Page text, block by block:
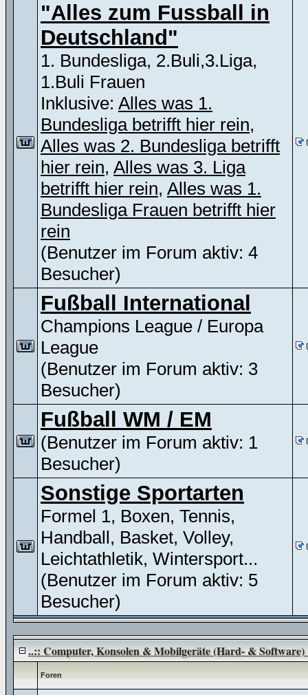
"Alles zum Fussball in
Deutschland"
1. Bundesliga, 2.Buli,3.Liga,
1.Buli Frauen
Inklusive: Alles was 1.
Bundesliga betrifft hier rein,
Alles was 2. Bundesliga betrifft
hier rein, Alles was 3. Liga
betrifft hier rein, Alles was 1.
Bundesliga Frauen betrifft hier
rein
(Benutzer im Forum aktiv: 4
Besucher)
Fußball International
Champions League / Europa
League
(Benutzer im Forum aktiv: 3
Besucher)
Fußball WM / EM
(Benutzer im Forum aktiv: 1
Besucher)
Sonstige Sportarten
Formel 1, Boxen, Tennis,
Handball, Basket, Volley,
Leichtathletik, Wintersport...
(Benutzer im Forum aktiv: 5
Besucher)
..:: Computer, Konsolen & Mobilgeräte (Hard- & Software)
Foren